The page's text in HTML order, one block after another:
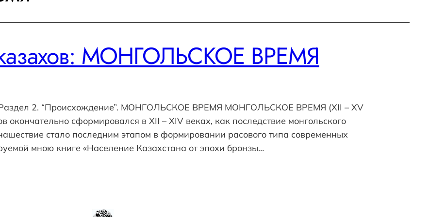
МОНГОЛЬСКОЕ ВРЕМЯ
2. “Происхождение”. МОНГОЛЬСКОЕ ВРЕМЯ МОНГОЛЬСКОЕ ВРЕМЯ (XII – XV
сформировался в XII – XIV веках, как последствие монгольского
стало последним этапом в формировании расового типа современных
мною книге «Население Казахстана от эпохи бронзы…